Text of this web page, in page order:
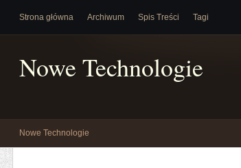
Strona główna Archiwum Spis Treści Tagi
Nowe Technologie
Nowe Technologie